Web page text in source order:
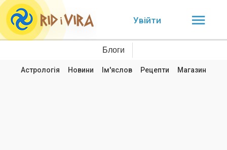
Увійти
Блоги
Астрологія Новини Ім'яслов Рецепти Магазин